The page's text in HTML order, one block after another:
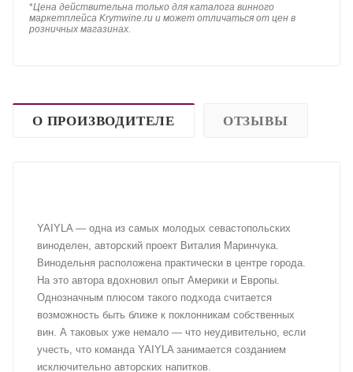
*Цена действительна только для каталога винного
маркетплейса Krymwine.ru и может отличаться от цен в
розничных магазинах.
О ПРОИЗВОДИТЕЛЕ ОТЗЫВЫ
YAIYLA — одна из самых молодых севастопольских
виноделен, авторский проект Виталия Маринчука.
Винодельня расположена практически в центре города.
На это автора вдохновил опыт Америки и Европы.
Однозначным плюсом такого подхода считается
возможность быть ближе к поклонникам собственных
вин. А таковых уже немало — что неудивительно, если
учесть, что команда YAIYLA занимается созданием
исключительно авторских напитков.